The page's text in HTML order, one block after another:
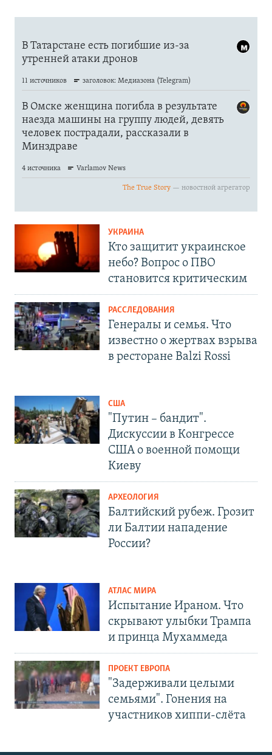
УКРАИНА
Кто защитит украинское
небо? Вопрос о ПВО
становится критическим
РАССЛЕДОВАНИЯ
Генералы и семья. Что
известно о жертвах взрыва
в ресторане Balzi Rossi
США
"Путин – бандит".
Дискуссии в Конгрессе
США о военной помощи
Киеву
АРХЕОЛОГИЯ
Балтийский рубеж. Грозит
ли Балтии нападение
России?
АТЛАС МИРА
Испытание Ираном. Что
скрывают улыбки Трампа
и принца Мухаммеда
ПРОЕКТ ЕВРОПА
"Задерживали целыми
семьями". Гонения на
участников хиппи-слёта